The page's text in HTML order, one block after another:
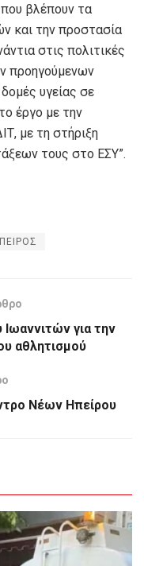
βλέπουν τα
και την προστασία
στις πολιτικές
προηγούμενων
υγείας σε
έργο με την
με τη στήριξη
τους στο ΕΣΥ”.
για την
αθλητισμού
Νέων Ηπείρου